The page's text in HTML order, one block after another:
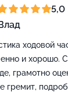
5,0
ходовой
и хорошо.
грамотно
гремит,